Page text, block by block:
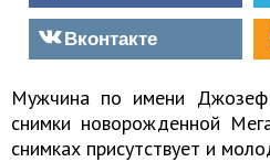
Вконтакте
Мужчина по имени
снимки новорожденной
снимках присутствует и